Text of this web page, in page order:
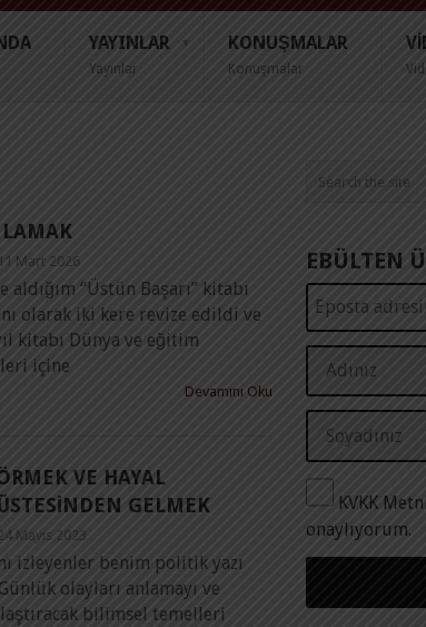
YAYINLAR
Yayınlar
KONUŞMALAR
Konuşmalar
11 Mart 2026
aldığım “Üstün Başarı” kitabı
olarak iki kere revize edildi ve
kitabı Dünya ve eğitim
içine
Devamını Oku
VE HAYAL
GELMEK
Mayıs 2023
izleyenler benim politik yazı
olayları anlamayı ve
bilimsel temelleri
EBÜLTEN
KVKK
onaylıyorum.